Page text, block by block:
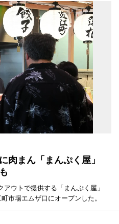
肉まん「まんぷく屋」
ウトで提供する「まんぷく屋」
市場エムザ口にオープンした。